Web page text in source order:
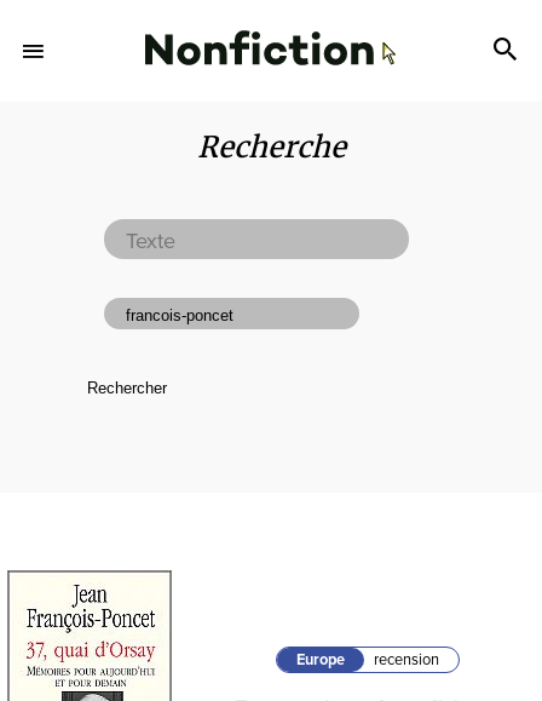
Recherche
Europe recension